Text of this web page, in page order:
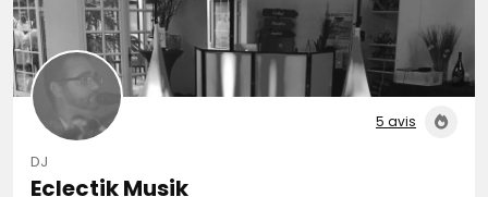
5 avis
DJ
Eclectik Musik